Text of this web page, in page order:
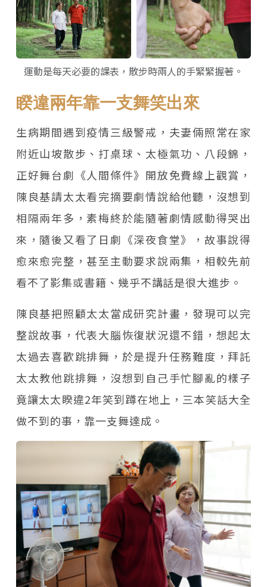
運動是每天必要的課表，散步時兩人的手緊緊握著。
睽違兩年靠一支舞笑出來
生病期間遇到疫情三級警戒，夫妻倆照常在家
附近山坡散步、打桌球、太極氣功、八段錦，
正好舞台劇《人間條件》開放免費線上觀賞，
陳良基請太太看完摘要劇情說給他聽，沒想到
相隔兩年多，素梅終於能隨著劇情感動得哭出
來，隨後又看了日劇《深夜食堂》，故事說得
愈來愈完整，甚至主動要求說兩集，相較先前
看不了影集或書籍、幾乎不講話是很大進步。
陳良基把照顧太太當成研究計畫，發現可以完
整說故事，代表大腦恢復狀況還不錯，想起太
太過去喜歡跳排舞，於是提升任務難度，拜託
太太教他跳排舞，沒想到自己手忙腳亂的樣子
竟讓太太睽違2年笑到蹲在地上，三本笑話大全
做不到的事，靠一支舞達成。